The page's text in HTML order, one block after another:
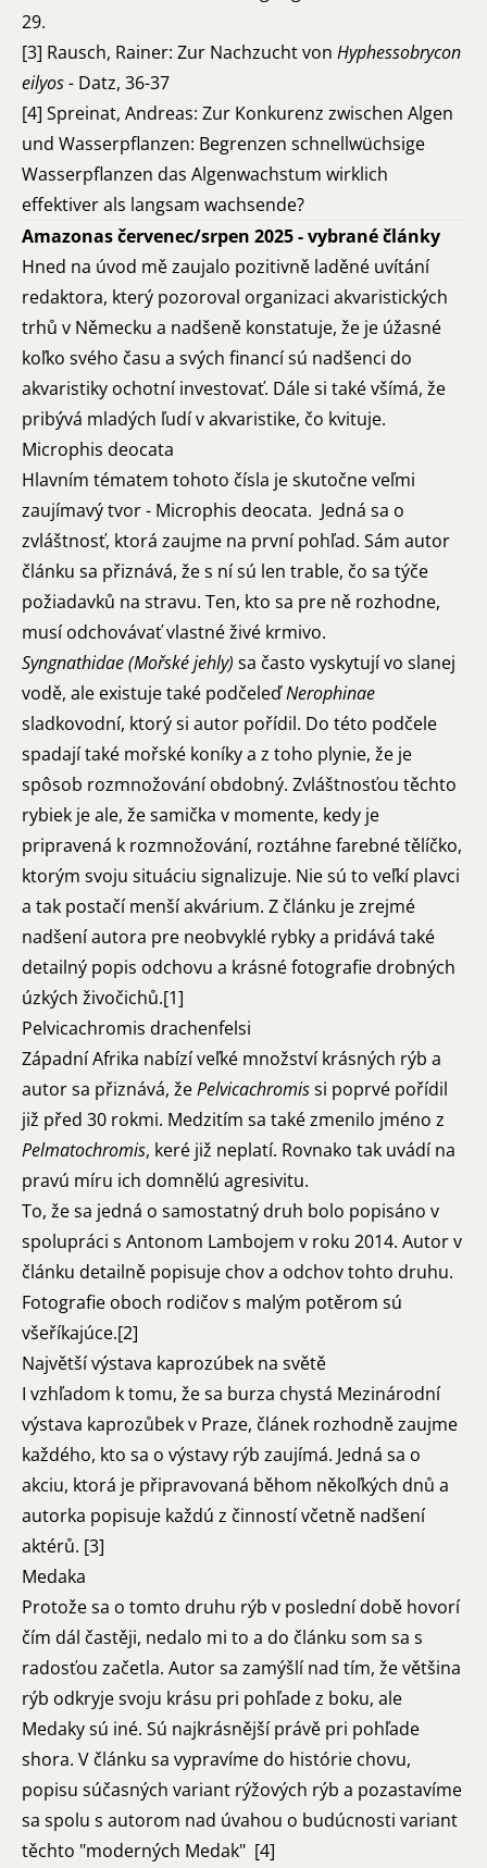
29.
[3] Rausch, Rainer: Zur Nachzucht von Hyphessobrycon
eilyos - Datz, 36-37
[4] Spreinat, Andreas: Zur Konkurenz zwischen Algen
und Wasserpflanzen: Begrenzen schnellwüchsige
Wasserpflanzen das Algenwachstum wirklich
effektiver als langsam wachsende?
Amazonas červenec/srpen 2025 - vybrané články
Hned na úvod mě zaujalo pozitivně laděné uvítání
redaktora, který pozoroval organizaci akvaristických
trhů v Německu a nadšeně konstatuje, že je úžasné
koľko svého času a svých financí sú nadšenci do
akvaristiky ochotní investovať. Dále si také všímá, že
pribývá mladých ľudí v akvaristike, čo kvituje.
Microphis deocata
Hlavním tématem tohoto čísla je skutočne veľmi
zaujímavý tvor - Microphis deocata. Jedná sa o
zvláštnosť, ktorá zaujme na první pohľad. Sám autor
článku sa přiznává, že s ní sú len trable, čo sa týče
požiadavků na stravu. Ten, kto sa pre ně rozhodne,
musí odchovávať vlastné živé krmivo.
Syngnathidae (Mořské jehly) sa často vyskytují vo slanej
vodě, ale existuje také podčeleďNerophinae
sladkovodní, ktorý si autor pořídil. Do této podčele
spadají také mořské koníky a z toho plynie, že je
spôsob rozmnožování obdobný. Zvláštnosťou těchto
rybiek je ale, že samička v momente, kedy je
pripravená k rozmnožování, roztáhne farebné tělíčko,
ktorým svoju situáciu signalizuje. Nie sú to veľkí plavci
a tak postačí menší akvárium. Z článku je zrejmé
nadšení autora pre neobvyklé rybky a pridává také
detailný popis odchovu a krásné fotografie drobných
úzkých živočichů.[1]
Pelvicachromis drachenfelsi
Západní Afrika nabízí veľké množství krásných rýb a
autor sa přiznává, žePelvicachromissi poprvé pořídil
již před 30 rokmi. Medzitím sa také zmenilo jméno z
Pelmatochromis, keré již neplatí. Rovnako tak uvádí na
pravú míru ich domnělú agresivitu.
To, že sa jedná o samostatný druh bolo popisáno v
spolupráci s Antonom Lambojem v roku 2014. Autor v
článku detailně popisuje chov a odchov tohto druhu.
Fotografie oboch rodičov s malým potěrom sú
všeříkajúce.[2]
Najvětší výstava kaprozúbek na světě
I vzhľadom k tomu, že sa burza chystá Mezinárodní
výstava kaprozůbek v Praze, článek rozhodně zaujme
každého, kto sa o výstavy rýb zaujímá. Jedná sa o
akciu, ktorá je připravovaná běhom někoľkých dnů a
autorka popisuje každú z činností včetně nadšení
aktérů. [3]
Medaka
Protože sa o tomto druhu rýb v poslední době hovorí
čím dál častěji, nedalo mi to a do článku som sa s
radosťou začetla. Autor sa zamýšlí nad tím, že většina
rýb odkryje svoju krásu pri pohľade z boku, ale
Medaky sú iné. Sú najkrásnější právě pri pohľade
shora. V článku sa vypravíme do histórie chovu,
popisu súčasných variant rýžových rýb a pozastavíme
sa spolu s autorom nad úvahou o budúcnosti variant
těchto "moderných Medak" [4]